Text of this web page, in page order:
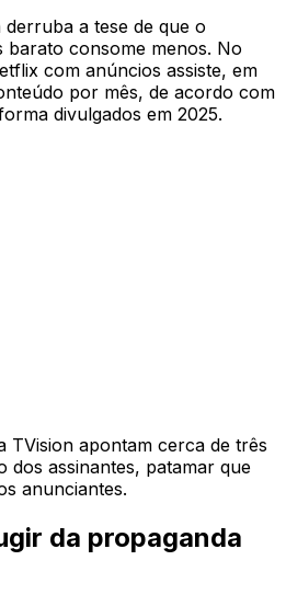
a tese de que o
barato consome menos. No
com anúncios assiste, em
por mês, de acordo com
divulgados em 2025.
TVision apontam cerca de três
dos assinantes, patamar que
anunciantes.
da propaganda